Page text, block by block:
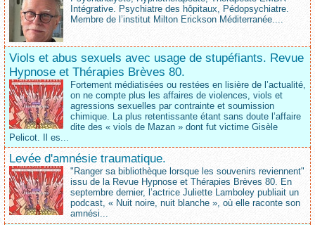
Intégrative. Psychiatre des hôpitaux, Pédopsychiatre.
Membre de l’institut Milton Erickson Méditerranée....
Viols et abus sexuels avec usage de stupéfiants. Revue
Hypnose et Thérapies Brèves 80.
Fortement médiatisées ou restées en lisière de l’actualité,
on ne compte plus les affaires de violences, viols et
agressions sexuelles par contrainte et soumission
chimique. La plus retentissante étant sans doute l’affaire
dite des « viols de Mazan » dont fut victime Gisèle
Pelicot. Il es...
Levée d'amnésie traumatique.
"Ranger sa bibliothèque lorsque les souvenirs reviennent"
issu de la Revue Hypnose et Thérapies Brèves 80. En
septembre dernier, l’actrice Juliette Lamboley publiait un
podcast, « Nuit noire, nuit blanche », où elle raconte son
amnési...